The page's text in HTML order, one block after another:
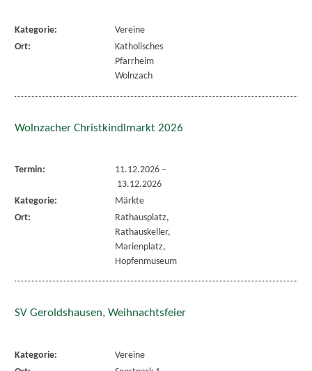
Kategorie:
Vereine
Ort:
Katholisches
Pfarrheim
Wolnzach
Wolnzacher Christkindlmarkt 2026
Termin: 11.12.2026–
13.12.2026
Kategorie:
Märkte
Ort:
Rathausplatz,
Rathauskeller,
Marienplatz,
Hopfenmuseum
SV Geroldshausen, Weihnachtsfeier
Kategorie:
Vereine